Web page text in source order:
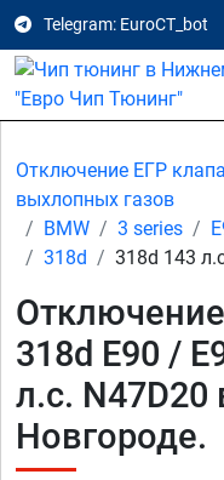
Telegram: EuroCT_bot
Отключение ЕГР
выхлопных газов
BMW
3 series
318d
318d 143
318d E90 /
л.с.
Новгороде.